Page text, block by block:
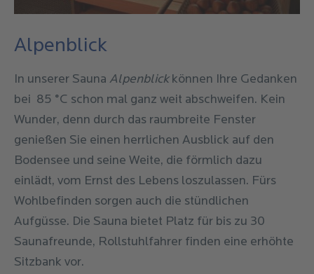
Aufguss Hautpflegeanwendung(3
Runden mit Wedeln.
Ausgabe von
Saunaverwöhncreme. Duft
erfahren Sie vor Ort)
Konstanzer Nebel
Uhrzeit
AufgussGletscherbrise(Aufguss
mit Eis-Menthol-
Kristallen, 3 Runden mit
Aufgussfahne)
Ort Alpenblick-Sauna
Uhrzeit 17:00
AufgussAbendstimmung(Aufguss
mit Musik, 3 Runden, Art
und Duft erfahren Sie vor
Ort)
Ort Alpenblick-Sauna
Uhrzeit
Alpenblick
In unserer Sauna Alpenblick können Ihre Gedanken
bei 85 °C schon mal ganz weit abschweifen. Kein
Wunder, denn durch das raumbreite Fenster
genießen Sie einen herrlichen Ausblick auf den
Bodensee und seine Weite, die förmlich dazu
einlädt, vom Ernst des Lebens loszulassen. Fürs
Wohlbefinden sorgen auch die stündlichen
Aufgüsse. Die Sauna bietet Platz für bis zu 30
Saunafreunde, Rollstuhlfahrer finden eine erhöhte
Sitzbank vor.